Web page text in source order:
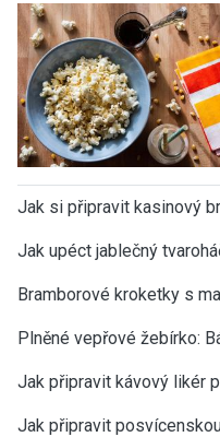
Jak si připravit kasinový
Jak upéct jablečný
Bramborové kroketky s
Plněné vepřové žebírko:
Jak připravit kávový likér
Jak připravit